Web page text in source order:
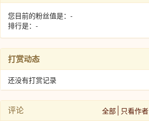
您目前的粉丝值是：-
排行是：-
打赏动态
还没有打赏记录
评论 全部 只看作者